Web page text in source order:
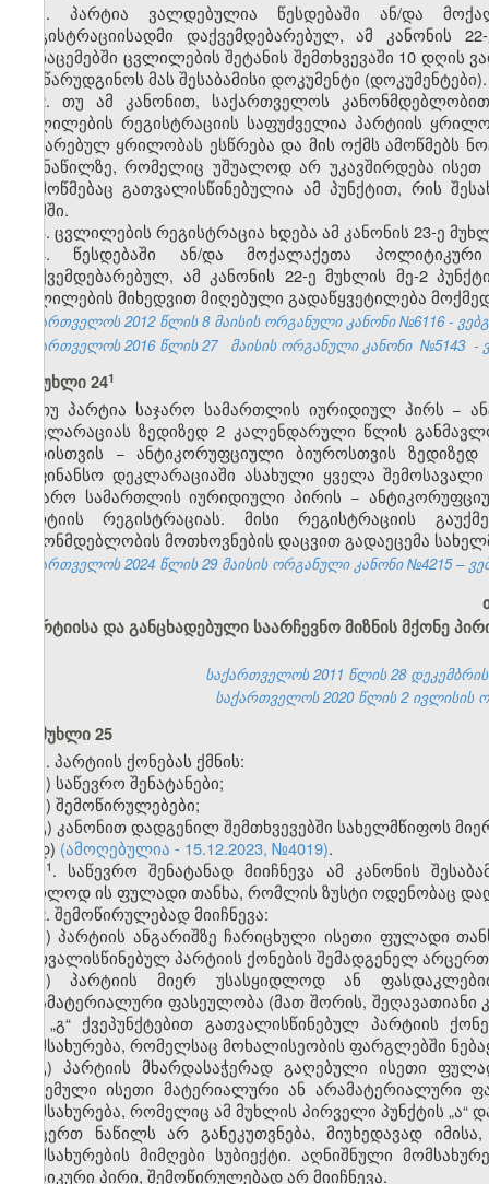
1. პარტია ვალდებულია წესდებაში ან/და
რეგისტრაციისადმი დაქვემდებარებულ, ამ კანონის
მონაცემებში ცვლილების შეტანის შემთხვევაში 10
და წარუდგინოს მას შესაბამისი დოკუმენტი (დოკუმენტები).
2. თუ ამ კანონით, საქართველოს
ცვლილების რეგისტრაციის საფუძველია პარტიის
ჩატარებულ ყრილობას ესწრება და მის ოქმს ამოწმებს
იმ ნაწილზე, რომელიც უშუალოდ არ უკავშირდება
დამოწმებაც გათვალისწინებულია ამ პუნქტით, რის
ოქმში.
3. ცვლილების რეგისტრაცია ხდება ამ კანონის 23-ე
4. წესდებაში ან/და მოქალაქეთა პოლიტიკური
დაქვემდებარებულ, ამ კანონის 22-ე მუხლის მე-2
ცვლილების მიხედვით მიღებული გადაწყვეტილება
საქართველოს 2012 წლის 8 მაისის ორგანული კანონი №6116 -
საქართველოს 2016 წლის 27
მაისის ორგანული კანონი №5143 -
მუხლი 24​1
თუ პარტია საჯარო სამართლის იურიდიულ პირს −
დეკლარაციას ზედიზედ 2 კალენდარული წლის
პირისთვის − ანტიკორუფციული ბიუროსთვის
საფინანსო დეკლარაციაში ასახული ყველა
საჯარო სამართლის იურიდიული პირის −
პარტიის რეგისტრაციას. მისი რეგისტრაციის
კანონმდებლობის მოთხოვნების დაცვით გადაეცემა
საქართველოს 2024 წლის 29 მაისის ორგანული კანონი №4215 –
პარტიისა და განცხადებული საარჩევნო მიზნის მქონე
საქართველოს 2011 წლის 28
საქართველოს 2020 წლის 2 ივლისის
მუხლი 25
1. პარტიის ქონებას ქმნის:
ა) საწევრო შენატანები;
ბ) შემოწირულებები;
გ) კანონით დადგენილ შემთხვევებში სახელმწიფოს
დ) (ამოღებულია - 15.12.2023, №4019).
​1. საწევრო შენატანად მიიჩნევა ამ კანონის
მხოლოდ ის ფულადი თანხა, რომლის ზუსტი ოდენობაც
2. შემოწირულებად მიიჩნევა:
ა) პარტიის ანგარიშზე ჩარიცხული ისეთი ფულადი
გათვალისწინებულ პარტიის ქონების შემადგენელ
ბ) პარტიის მიერ უსასყიდლოდ ან
არამატერიალური ფასეულობა (მათ შორის, შეღავათიანი
და „გ“ ქვეპუნქტებით გათვალისწინებულ პარტიის
მომსახურება, რომელსაც მოხალისეობის ფარგლებში
გ) პარტიის მხარდასაჭერად გაღებული ისეთი
გაცემული ისეთი მატერიალური ან არამატერიალური
მომსახურება, რომელიც ამ მუხლის პირველი პუნქტის „ა“
არცერთ ნაწილს არ განეკუთვნება, მიუხედავად
მომსახურების მიმღები სუბიექტი. აღნიშნული
ფიზიკური პირი, შემოწირულებად არ მიიჩნევა.